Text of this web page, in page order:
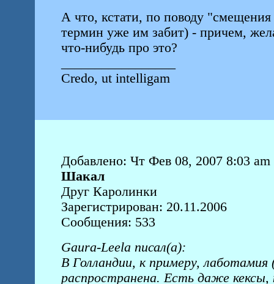
А что, кстати, по поводу
термин уже им забит) - причем,
что-нибудь про это?
Credo, ut intelligam
Добавлено: Чт Фев 08, 2007 8:03 am
Шакал
Друг Каролинки
Зарегистрирован: 20.11.2006
Сообщения: 533
Gaura-Leela писал(а):
В Голландии, к примеру,
распространена. Есть даже